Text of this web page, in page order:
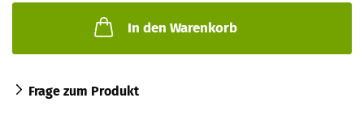
In den Warenkorb
Frage zum Produkt